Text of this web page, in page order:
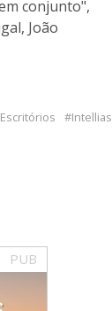
conjunto",
João
Escritórios Intellias
PUB